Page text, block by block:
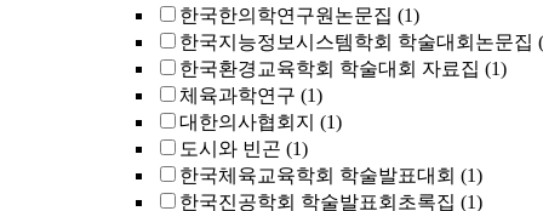
한국한의학연구원논문집 (1)
한국지능정보시스템학회 학술대회논문집
한국환경교육학회 학술대회 자료집 (1)
체육과학연구 (1)
대한의사협회지 (1)
도시와 빈곤 (1)
한국체육교육학회 학술발표대회 (1)
한국진공학회 학술발표회초록집 (1)